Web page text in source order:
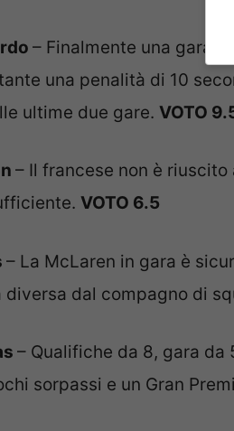
– Finalmente una gara
una penalità di 10
ultime due gare. VOTO
– Il francese non è
VOTO 6.5
– La McLaren in gara è
diversa dal compagno di
– Qualifiche da 8, gara da
sorpassi e un Gran